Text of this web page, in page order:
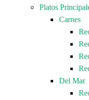
Platos
Carnes
Del Mar